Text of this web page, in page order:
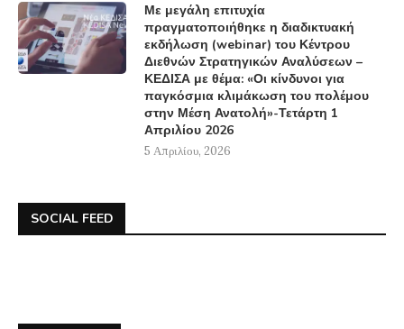
Με μεγάλη επιτυχία
πραγματοποιήθηκε η διαδικτυακή
εκδήλωση (webinar) του Κέντρου
Διεθνών Στρατηγικών Αναλύσεων –
ΚΕΔΙΣΑ με θέμα: «Οι κίνδυνοι για
παγκόσμια κλιμάκωση του πολέμου
στην Μέση Ανατολή»-Τετάρτη 1
Απριλίου 2026
5 Απριλίου, 2026
SOCIAL FEED